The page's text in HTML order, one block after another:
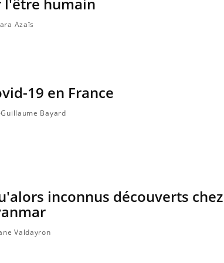
Azaïs
19 en France
Guillaume Bayard
inconnus découverts
Valdayron